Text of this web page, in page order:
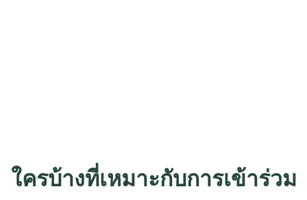
ใครบ้างที่เหมาะกับการเข้าร่วม